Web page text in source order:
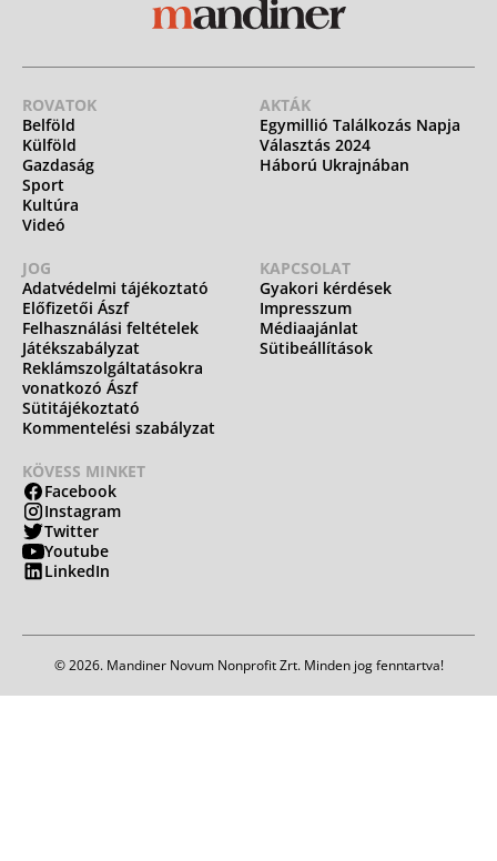
ROVATOK
Belföld
Külföld
Gazdaság
Sport
Kultúra
Videó
AKTÁK
Egymillió Találkozás Napja
Választás 2024
Háború Ukrajnában
JOG
Adatvédelmi tájékoztató
Előfizetői Ászf
Felhasználási feltételek
Játékszabályzat
Reklámszolgáltatásokra
vonatkozó Ászf
Sütitájékoztató
Kommentelési szabályzat
KAPCSOLAT
Gyakori kérdések
Impresszum
Médiaajánlat
Sütibeállítások
KÖVESS MINKET
Facebook
Instagram
Twitter
Youtube
LinkedIn
© 2026. Mandiner Novum Nonprofit Zrt. Minden jog fenntartva!